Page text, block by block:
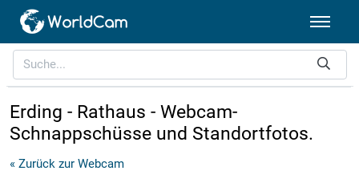
Erding - Rathaus - Webcam-
Schnappschüsse und Standortfotos.
« Zurück zur Webcam